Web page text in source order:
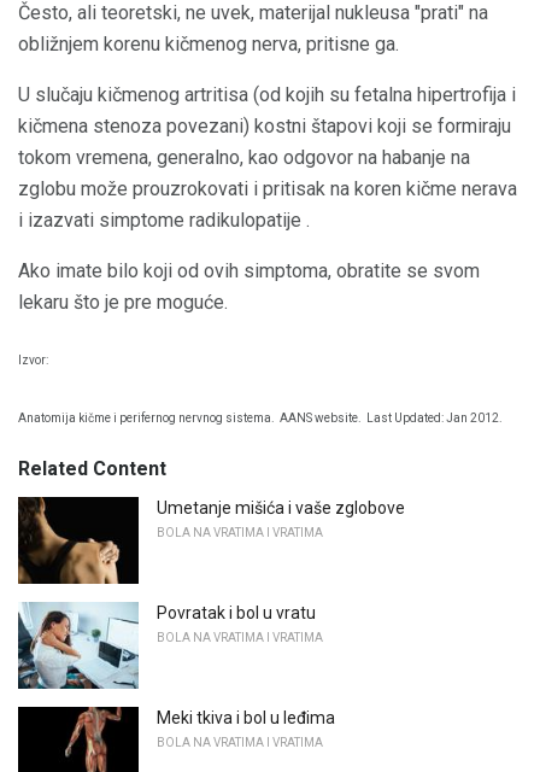
Često, ali teoretski, ne uvek, materijal nukleusa "prati" na
obližnjem korenu kičmenog nerva, pritisne ga.
U slučaju kičmenog artritisa (od kojih su fetalna hipertrofija i
kičmena stenoza povezani) kostni štapovi koji se formiraju
tokom vremena, generalno, kao odgovor na habanje na
zglobu može prouzrokovati i pritisak na koren kičme nerava
i izazvati simptome radikulopatije .
Ako imate bilo koji od ovih simptoma, obratite se svom
lekaru što je pre moguće.
Izvor:
Anatomija kičme i perifernog nervnog sistema. AANS website. Last Updated: Jan 2012.
Related Content
Umetanje mišića i vaše zglobove
BOLA NA VRATIMA I VRATIMA
Povratak i bol u vratu
BOLA NA VRATIMA I VRATIMA
Meki tkiva i bol u leđima
BOLA NA VRATIMA I VRATIMA